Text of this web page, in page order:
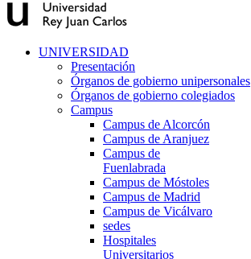
UNIVERSIDAD
Presentación
Órganos de gobierno unipersonales
Órganos de gobierno colegiados
Campus
Campus de Alcorcón
Campus de Aranjuez
Campus de
Fuenlabrada
Campus de Móstoles
Campus de Madrid
Campus de Vicálvaro
sedes
Hospitales
Universitarios